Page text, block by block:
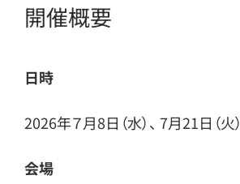
開催概要
日時
2026年７月8日（水）、 7月21日（火）
会場